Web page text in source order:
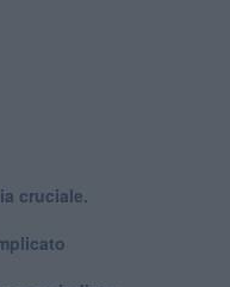
cruciale.